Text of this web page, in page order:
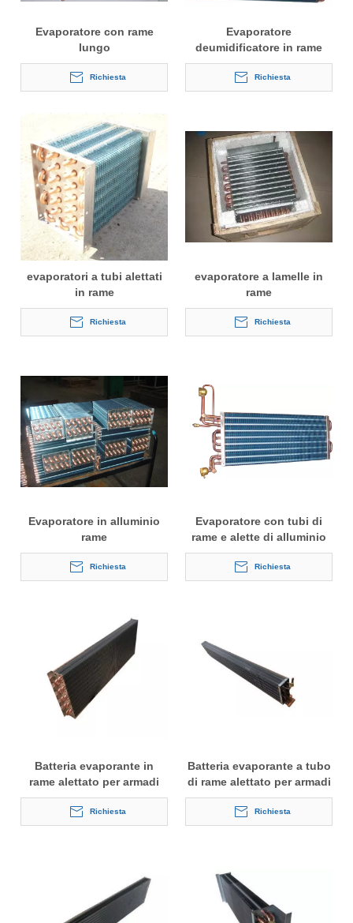
Evaporatore con rame
lungo
Richiesta
Evaporatore
deumidificatore in rame
Richiesta
evaporatori a tubi alettati
in rame
Richiesta
evaporatore a lamelle in
rame
Richiesta
Evaporatore in alluminio
rame
Richiesta
Evaporatore con tubi di
rame e alette di alluminio
per celle frigorifere a bassa
temperatura
Richiesta
Batteria evaporante in
rame alettato per armadi
frigoriferi
Richiesta
Batteria evaporante a tubo
di rame alettato per armadi
frigoriferi ad isola
Richiesta